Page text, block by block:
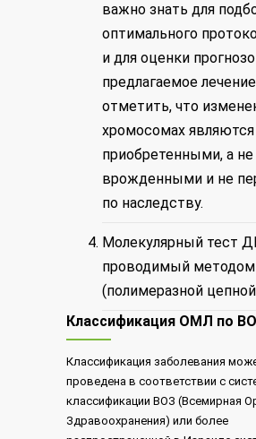
важно знать для
оптимального
и для оценки
предлагаемое
отметить, что
хромосомах являются
приобретенными, а не
врожденными и не
по наследству.
Молекулярный тест
проводимый
(полимеразной
Классификация ОМЛ по
Классификация заболевания
проведена в соответствии с
классификации ВОЗ (Всемирная
Здравоохранения) или более